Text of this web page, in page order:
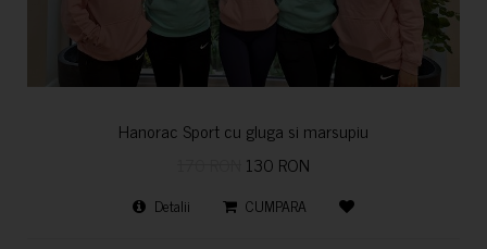
Hanorac Sport cu gluga si marsupiu
130 RON
Detalii CUMPARA